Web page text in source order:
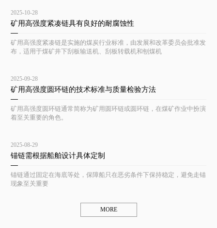
2025-10-28
矿用高强度紧凑链具有良好的耐腐蚀性
矿用高强度紧凑链是实施的煤炭行业标准，由发展和改革委员会批准发
布，适用于煤矿井下刮板输送机、刮板转载机和刨煤机
2025-09-28
矿用高强度圆环链的技术标准与质量检验方法
矿用高强度圆环链通常简称为矿用圆环链或圆环链，在煤矿作业中扮演
着至关重要的角色。
2025-08-29
锚链需根据船舶设计具体定制
锚链通过固定在海底等处，保障船只在恶劣条件下保持稳定，避免走锚
现象至关重要
MORE